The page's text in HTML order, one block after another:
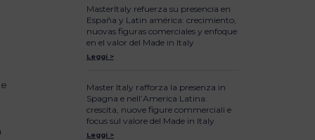
MasterItaly refuerza su presencia en
España y Latin américa: crecimiento,
nuovas figuras comerciales y enfoque
en el valor del Made in Italy
Leggi >
Master Italy rafforza la presenza in
Spagna e nell’America Latina:
crescita, nuove figure commerciali e
focus sul valore del Made in Italy
Leggi >